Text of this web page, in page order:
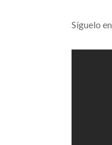
Síguelo en